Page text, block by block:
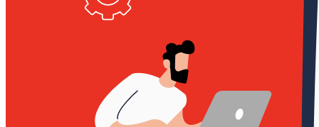
Для HR и рекрутмента
Колл-центр для юристов
Колл-центр для онлайн-школ
АКЦ в сфере недвижимости
Интеграции